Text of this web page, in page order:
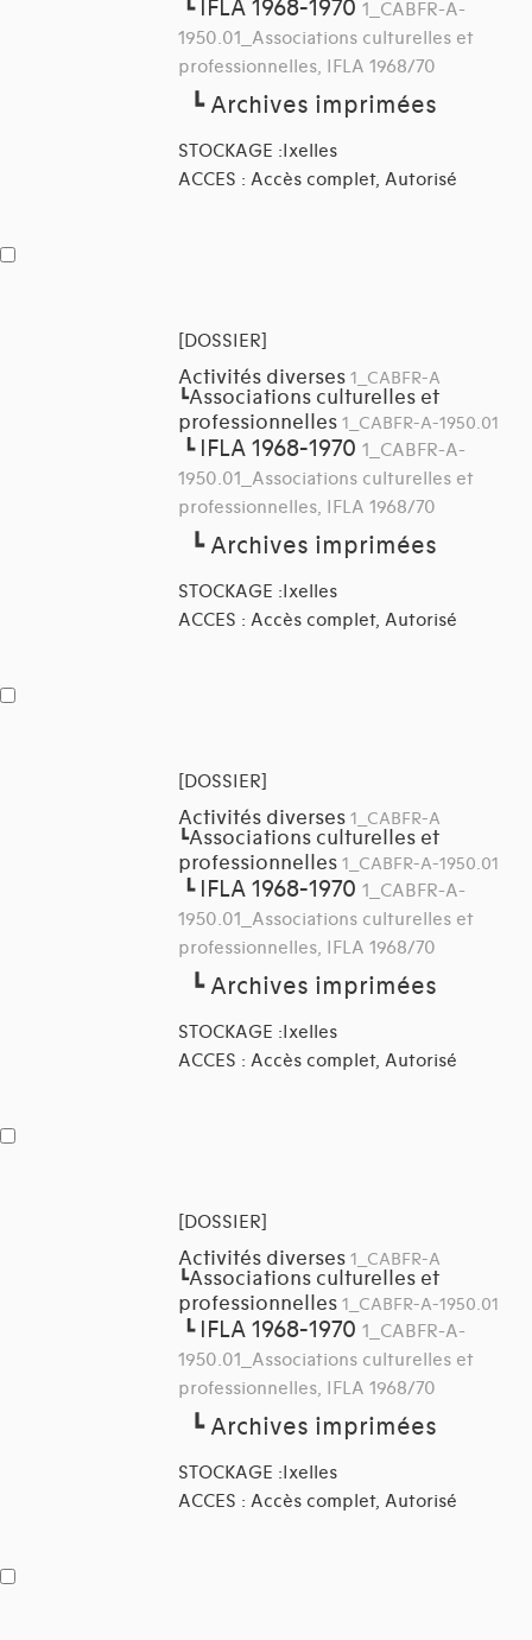
┗ IFLA 1968-1970 1_CABFR-A-
1950.01_Associations culturelles et
professionnelles, IFLA 1968/70
┗Archives imprimées
STOCKAGE :Ixelles
ACCES : Accès complet, Autorisé
[DOSSIER]
Activités diverses 1_CABFR-A
┗Associations culturelles et
professionnelles 1_CABFR-A-1950.01
┗ IFLA 1968-1970 1_CABFR-A-
1950.01_Associations culturelles et
professionnelles, IFLA 1968/70
┗Archives imprimées
STOCKAGE :Ixelles
ACCES : Accès complet, Autorisé
[DOSSIER]
Activités diverses 1_CABFR-A
┗Associations culturelles et
professionnelles 1_CABFR-A-1950.01
┗ IFLA 1968-1970 1_CABFR-A-
1950.01_Associations culturelles et
professionnelles, IFLA 1968/70
┗Archives imprimées
STOCKAGE :Ixelles
ACCES : Accès complet, Autorisé
[DOSSIER]
Activités diverses 1_CABFR-A
┗Associations culturelles et
professionnelles 1_CABFR-A-1950.01
┗ IFLA 1968-1970 1_CABFR-A-
1950.01_Associations culturelles et
professionnelles, IFLA 1968/70
┗Archives imprimées
STOCKAGE :Ixelles
ACCES : Accès complet, Autorisé